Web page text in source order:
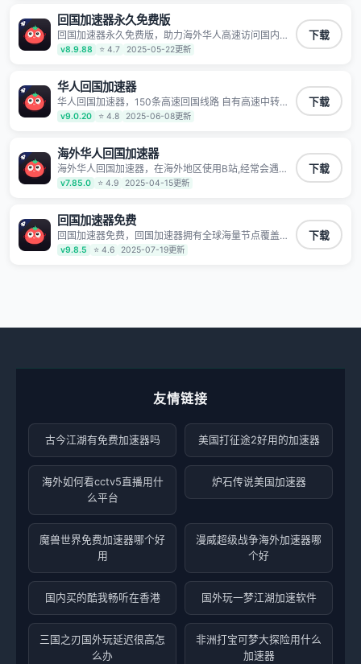
艺、哔哩哔哩和优酷视频,在国外也能畅快追剧!
回国加速器永久免费版
回国加速器永久免费版，助力海外华人高速访问国内网
络，快速开启国内各直播平台,解决国内视频、音乐卡顿
问题；更能加速海量国服游戏，超低延迟稳定不掉线,畅
v8.9.88 ⭐ 4.7 2025-05-22更新
下载
华人回国加速器
华人回国加速器，150条高速回国线路 自有高速中转节
点 无需注册 一键连接 提供高速线路 应用内直达视频音
乐app,快人一步 应用模式 App互不干扰 不间断的隐私保
止第三方对数据进行窃取和监听
v9.0.20 ⭐ 4.8 2025-06-08更新
下载
海外华人回国加速器
海外华人回国加速器，在海外地区使用B站,经常会遇到B
站地区版权限制/网络IP屏蔽,缓冲卡顿等问题,使用我们
的哔哩哔哩专用回国VPN,可加速解决各类网络问题,一键
服7*24小时服务。
v7.85.0 ⭐ 4.9 2025-04-15更新
下载
回国加速器免费
回国加速器免费，回国加速器拥有全球海量节点覆盖，
运营商专线不卡顿超稳定，专为海外华人和留学生打
造，帮助海外华人免除地域限制，随时高速稳定低延迟
v9.8.5 ⭐ 4.6 2025-07-19更新
下载
友情链接
古今江湖有免费加速器吗 美国打征途2好用的加速器
海外如何看cctv5直播用什
么平台
炉石传说美国加速器
魔兽世界免费加速器哪个好
用
漫威超级战争海外加速器哪
个好
国内买的酷我畅听在香港 国外玩一梦江湖加速软件
三国之刃国外玩延迟很高怎
么办
非洲打宝可梦大探险用什么
加速器